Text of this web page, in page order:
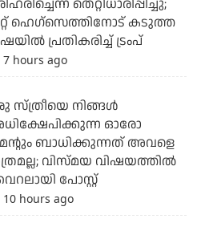
തെറ്റിധാരിപ്പിച്ചു;
ഹെഗ്‌സെത്തിനോട് കടുത്ത
പ്രതികരിച്ച് ട്രംപ്
7 hours ago
സ്ത്രീയെ നിങ്ങള്‍
ഓരോ
ബാധിക്കുന്നത് അവളെ
വിസ്മയ വിഷയത്തില്‍
പോസ്റ്റ്
10 hours ago